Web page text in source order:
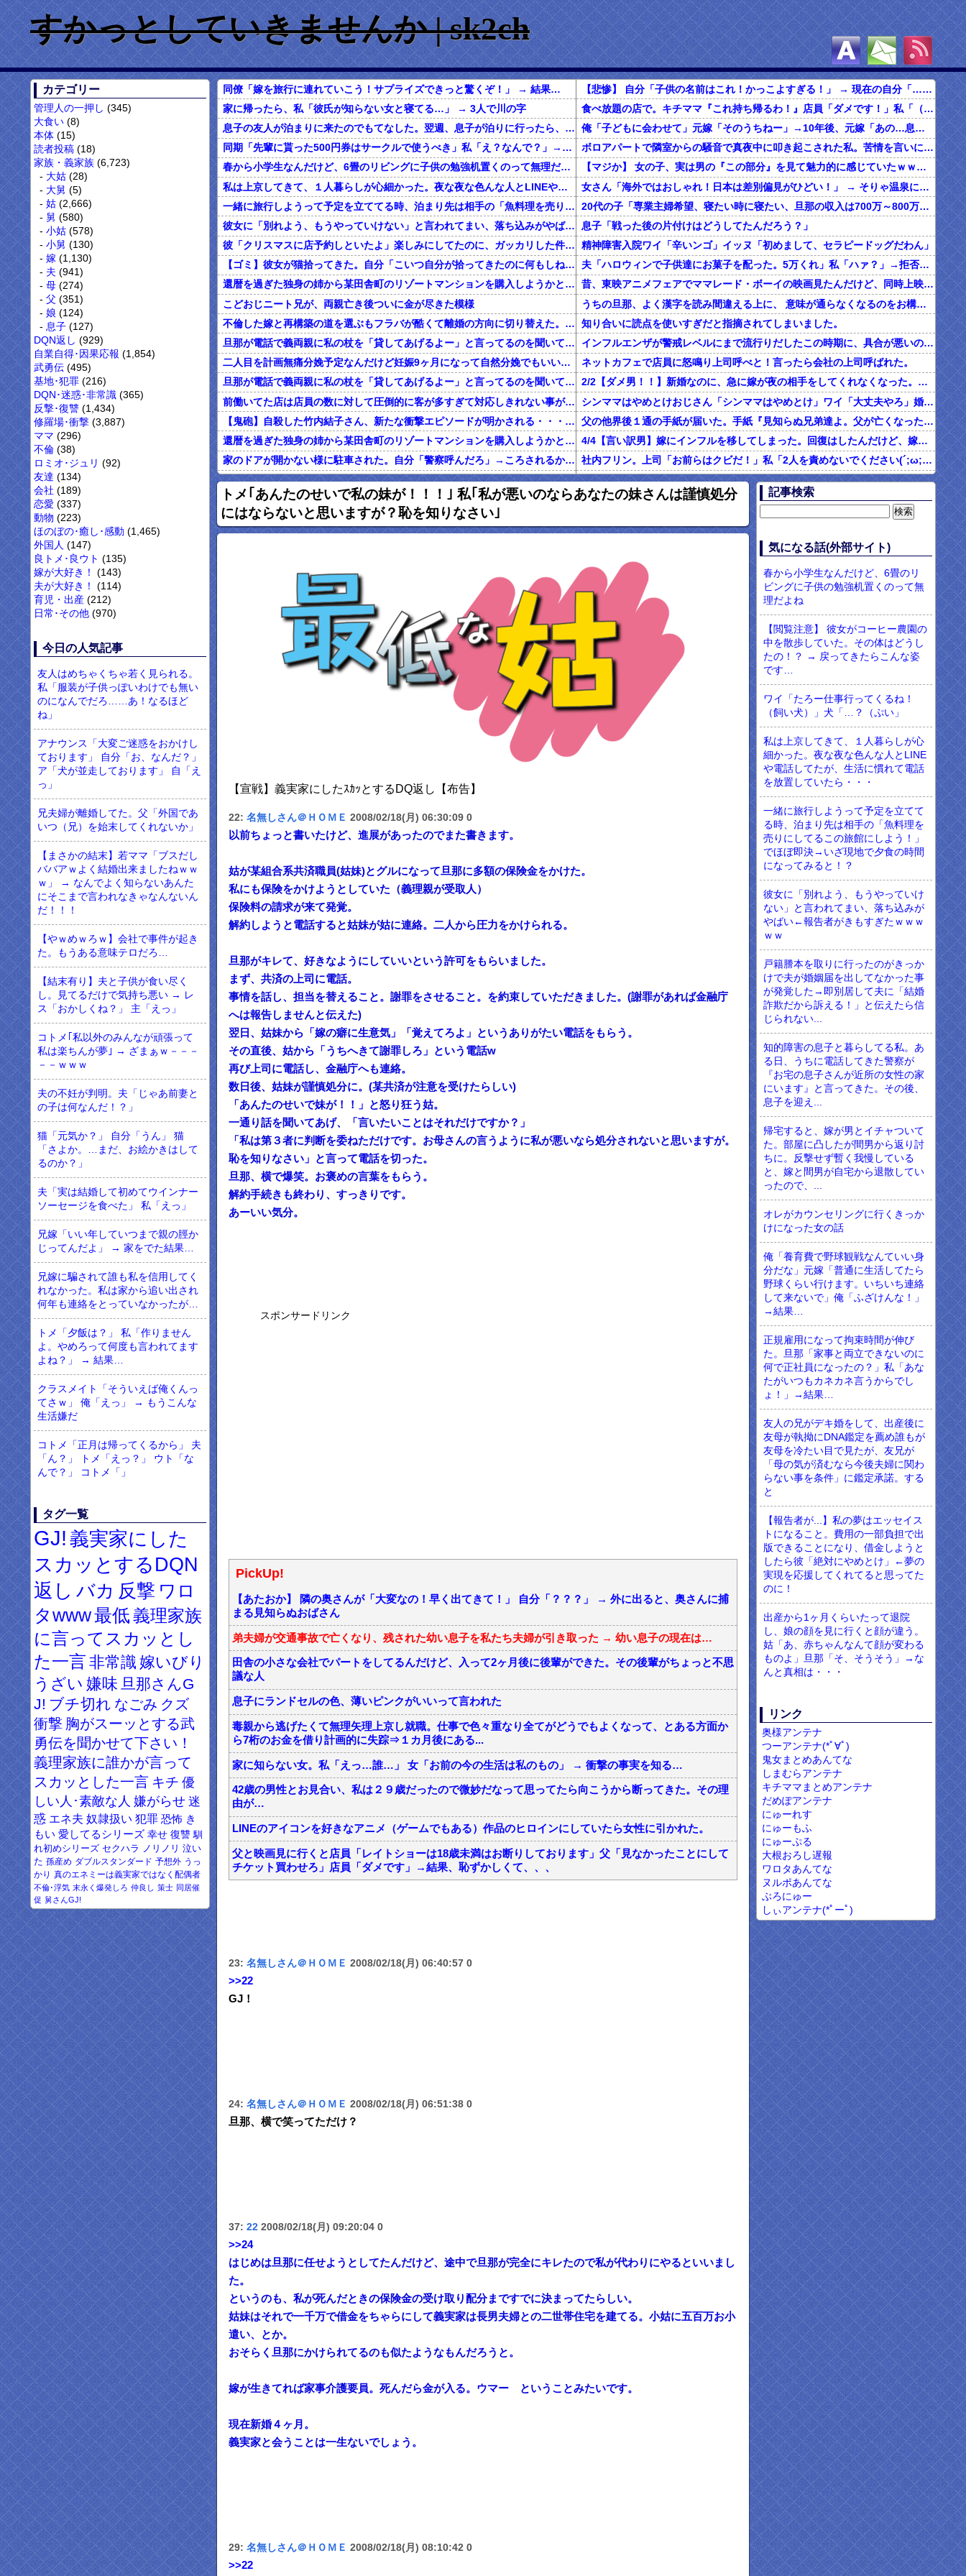
すかっとしていきませんか | sk2ch
カテゴリー
管理人の一押し (345)
大食い (8)
本体 (15)
読者投稿 (18)
家族・義家族 (6,723)
大姑(28)
大舅 (5)
姑(2,666)
舅 (580)
小姑(578)
小舅 (130)
嫁(1,130)
夫 (941)
母(274)
父 (351)
娘 (124)
息子(127)
DQN返し (929)
自業自得･因果応報 (1,854)
武勇伝 (495)
基地･犯罪 (216)
DQN･迷惑･非常識 (365)
反撃･復讐 (1,434)
修羅場･衝撃 (3,887)
ママ (296)
不倫 (38)
ロミオ･ジュリ (92)
友達 (134)
会社 (189)
恋愛 (337)
動物 (223)
ほのぼの･癒し･感動 (1,465)
外国人 (147)
良トメ･良ウト (135)
嫁が大好き！
(143)
夫が大好き！
(114)
育児・出産 (212)
日常･その他 (970)
今日の人気記事
友人はめちゃくちゃ若く見られる。
私「服装が子供っぽいわけでも無い
のになんでだろ……あ！なるほど
ね」
アナウンス「大変ご迷惑をおかけし
ております」 自分「お、なんだ？」
ア「犬が並走しております」 自「え
っ」
兄夫婦が離婚してた。父「外国であ
いつ（兄）を始末してくれないか」
【まさかの結末】若ママ「ブスだし
ババアｗよく結婚出来ましたねｗｗ
ｗ」 → なんでよく知らないあんた
にそこまで言われなきゃなんないん
だ！！！
【やｗめｗろｗ】会社で事件が起き
た。もうある意味テロだろ…
【結末有り】夫と子供が食い尽く
し。見てるだけで気持ち悪い → レ
ス「おかしくね？」 主「えっ」
コトメ｢私以外のみんなが頑張って
私は楽ちんが夢｣ → ざまぁｗ－－－
－－ｗｗｗ
夫の不妊が判明。夫「じゃあ前妻と
の子は何なんだ！？」
猫「元気か？」 自分「うん」 猫
「さよか。…まだ、お絵かきはして
るのか？」
夫「実は結婚して初めてウインナー
ソーセージを食べた」 私「えっ」
兄嫁「いい年していつまで親の脛か
じってんだよ」 → 家をでた結果…
兄嫁に騙されて誰も私を信用してく
れなかった。私は家から追い出され
何年も連絡をとっていなかったが…
トメ「夕飯は？」 私「作りません
よ。やめろって何度も言われてます
よね？」 → 結果…
クラスメイト「そういえば俺くんっ
てさｗ」 俺「えっ」 → もうこんな
生活嫌だ
コトメ「正月は帰ってくるから」 夫
「ん？」 トメ「えっ？」 ウト「な
んで？」 コトメ「」
タグ一覧
GJ! 義実家にした
スカッとするDQN
返し バカ 反撃 ワロ
タwww最低 義理家族
に言ってスカッとし
た一言 非常識 嫁いびり
うざい 嫌味 旦那さんG
J! ブチ切れ なごみ クズ
衝撃 胸がスーッとする武
勇伝を聞かせて下さい！
義理家族に誰かが言って
スカッとした一言 キチ 優
しい人･素敵な人 嫌がらせ 迷
惑 エネ夫 奴隷扱い 犯罪 恐怖 き
もい 愛してるシリーズ 幸せ 復讐 馴
れ初めシリーズ セクハラ ノリノリ 泣い
た 孫産め ダブルスタンダード 予想外 うっ
かり 真のエネミーは義実家ではなく配偶者
不倫･浮気 末永く爆発しろ 仲良し 策士 同居催
促 舅さんGJ!
同僚「嫁を旅行に連れていこう！サプライズできっと驚くぞ！」 → 結果…
家に帰ったら、私「彼氏が知らない女と寝てる…」 → 3人で川の字
息子の友人が泊まりに来たのでもてなした。翌週、息子が泊りに行ったら、４０００円近く請求されて…
同期「先輩に貰った500円券はサークルで使うべき」私「え？なんで？」→結果…
春から小学生なんだけど、6畳のリビングに子供の勉強机置くのって無理だよね
私は上京してきて、１人暮らしが心細かった。夜な夜な色んな人とLINEや電話してたが、生活に慣れて電話を放置していたら・・・
一緒に旅行しようって予定を立ててる時、泊まり先は相手の「魚料理を売りにしてるこの旅館にしよう！」でほぼ即決→いざ現地で夕食の時間になってみると！？
彼女に「別れよう、もうやっていけない」と言われてまい、落ち込みがやばい←報告者がきもすぎたｗｗｗｗｗ
彼「クリスマスに店予約しといたよ」楽しみにしてたのに、ガッカリした件ｗｗｗｗｗ
【ゴミ】彼女が猫拾ってきた。自分「こいつ自分が拾ってきたのに何もしねーな」 → 拾ってきたんじゃなかった…
還暦を過ぎた独身の姉から某田舎町のリゾートマンションを購入しようかと思うと相談された
こどおじニート兄が、両親亡き後ついに金が尽きた模様
不倫した嫁と再構築の道を選ぶもフラバが酷くて離婚の方向に切り替えた。しかし親まで召喚して抵抗する嫁を見てるうちに「俺もすればいいじゃん」という結...
旦那が電話で義両親に私の杖を「貸してあげるよー」と言ってるのを聞いてしまった
二人目を計画無痛分娩予定なんだけど妊娠9ヶ月になって自然分娩でもいいかなって思うようになってきた
旦那が電話で義両親に私の杖を「貸してあげるよー」と言ってるのを聞いてしまった
前働いてた店は店員の数に対して圧倒的に客が多すぎて対応しきれない事がしょっちゅうあった
【鬼砲】自殺した竹内結子さん、新たな衝撃エピソードが明かされる・・・これは・・・
還暦を過ぎた独身の姉から某田舎町のリゾートマンションを購入しようかと思うと相談された
家のドアが開かない様に駐車された。自分「警察呼んだろ」→ころされるかと思った…
オレがカウンセリングに行くきっかけになった女の話
俺「養育費で野球観戦なんていい身分だな」元嫁「普通に生活してたら野球くらい行けます。いちいち連絡して来ないで」俺「ふざけんな！」→結果…
【報告者が...】私の夢はエッセイストになること。費用の一部負担で出版できることになり、借金しようとしたら彼「絶対にやめとけ」←夢の実現を応援してくれてると思ってたのに！
【悲惨】 自分「子供の名前はこれ！かっこよすぎる！」 → 現在の自分「………」
食べ放題の店で。キチママ『これ持ち帰るわ！』店員「ダメです！」私「（セコママだ！）」キチ『食べ放題だし持ち帰っても一緒よ！』 → すると突然...
俺「子どもに会わせて」元嫁「そのうちねー」→10年後、元嫁「あの…息子が…」
ボロアパートで隣室からの騒音で真夜中に叩き起こされた私。苦情を言いに行くと、DQNがビクビク震えながら一言ｗｗｗ
【マジか】 女の子、実は男の『この部分』を見て魅力的に感じていたｗｗｗｗｗｗｗｗ
女さん「海外ではおしゃれ！日本は差別偏見がひどい！」 → そりゃ温泉にも入れないし破談になるやろなぁ…
20代の子「専業主婦希望、寝たい時に寝たい、旦那の収入は700万～800万ぐらい。友達とランチ、ヨガ、エステ」→結果…
息子「戦った後の片付けはどうしてたんだろう？」
精神障害入院ワイ「辛いンゴ」イッヌ「初めまして、セラピードッグだわん」
夫「ハロウィンで子供達にお菓子を配った。5万くれ」私「ハァ？」→拒否したら離婚しようと言われ...
昔、東映アニメフェアでママレード・ボーイの映画見たんだけど、同時上映がスラムダンクとドラゴンボールだったんだよな。
うちの旦那、よく漢字を読み間違える上に、 意味が通らなくなるのをお構いなしにそのまま無理やり読もうとする。
知り合いに読点を使いすぎだと指摘されてしまいました。
インフルエンザが警戒レベルにまで流行りだしたこの時期に、具合が悪いのに頑なに病院に行こうとしない同居の義姉。
ネットカフェで店員に怒鳴り上司呼べと！言ったら会社の上司呼ばれた。
2/2【ダメ男！！】新婚なのに、急に嫁が夜の相手をしてくれなくなった。その代わり口ではしてくれるんだけど…仕事もちょくちょく休んでるみたいだし。これって真っ黒？？→結果…
シンママはやめとけおじさん「シンママはやめとけ」ワイ「大丈夫やろ」婚姻届け提出⇒結果！！
父の他界後１通の手紙が届いた。手紙『見知らぬ兄弟達よ。父が亡くなったそうだが我々は二千万ほどだけ貰えたら後は遺産は一切いらない。だからくれ』 → なんと…
4/4【言い訳男】嫁にインフルを移してしまった。回復はしたんだけど、嫁「こっちは病み上がりでフラフラしてるのにあんたはTV見て。手伝う気はないわけ？」→そりゃない事もないけど
社内フリン。上司「お前らはクビだ！」私「2人を責めないでください(´;ω;｀)私さえいなければいいんです」 みんな「！？」 → 狙い通りだった・・・
私「初めて飲む味だけどなんのお茶？」彼「ちっ！」私「」
【ネット騒然】惨殺されたタワマン頂き女子のこの動画、すげえええええｗｗｗｗｗｗｗｗｗｗｗ
百年の恋12-899 食べた量を張り合ってくる
【マジかよ】現役のヤクサ"が5chに降臨 → 衝撃の暴露を開始・・・！！！
トメ｢あんたのせいで私の妹が！！！｣ 私｢私が悪いのならあなたの妹さんは謹慎処分
にはならないと思いますが？恥を知りなさい｣
【宣戦】義実家にしたｽｶｯとするDQ返し【布告】
22: 名無しさん＠ＨＯＭＥ 2008/02/18(月) 06:30:09 0
以前ちょっと書いたけど、進展があったのでまた書きます。
姑が某組合系共済職員(姑妹)とグルになって旦那に多額の保険金をかけた。
私にも保険をかけようとしていた（義理親が受取人）
保険料の請求が来て発覚。
解約しようと電話すると姑妹が姑に連絡。二人から圧力をかけられる。
旦那がキレて、好きなようにしていいという許可をもらいました。
まず、共済の上司に電話。
事情を話し、担当を替えること。謝罪をさせること。を約束していただきました。(謝罪があれば金融庁
へは報告しませんと伝えた)
翌日、姑妹から「嫁の癖に生意気」「覚えてろよ」というありがたい電話をもらう。
その直後、姑から「うちへきて謝罪しろ」という電話w
再び上司に電話し、金融庁へも連絡。
数日後、姑妹が謹慎処分に。(某共済が注意を受けたらしい)
「あんたのせいで妹が！！」と怒り狂う姑。
一通り話を聞いてあげ、「言いたいことはそれだけですか？」
「私は第３者に判断を委ねただけです。お母さんの言うように私が悪いなら処分されないと思いますが。
恥を知りなさい」と言って電話を切った。
旦那、横で爆笑。お褒めの言葉をもらう。
解約手続きも終わり、すっきりです。
あーいい気分。
スポンサードリンク
PickUp!
【あたおか】 隣の奥さんが「大変なの！早く出てきて！」 自分「？？？」 → 外に出ると、奥さんに捕
まる見知らぬおばさん
弟夫婦が交通事故で亡くなり、残された幼い息子を私たち夫婦が引き取った → 幼い息子の現在は…
田舎の小さな会社でパートをしてるんだけど、入って2ヶ月後に後輩ができた。その後輩がちょっと不思
議な人
息子にランドセルの色、薄いピンクがいいって言われた
毒親から逃げたくて無理矢理上京し就職。仕事で色々重なり全てがどうでもよくなって、とある方面か
ら7桁のお金を借り計画的に失踪⇒１カ月後にある...
家に知らない女。私「えっ…誰…」 女「お前の今の生活は私のもの」 → 衝撃の事実を知る…
42歳の男性とお見合い、私は２９歳だったので微妙だなって思ってたら向こうから断ってきた。その理
由が…
LINEのアイコンを好きなアニメ（ゲームでもある）作品のヒロインにしていたら女性に引かれた。
父と映画見に行くと店員「レイトショーは18歳未満はお断りしております」父「見なかったことにして
チケット買わせろ」店員「ダメです」→結果、恥ずかしくて、、、
23: 名無しさん＠ＨＯＭＥ 2008/02/18(月) 06:40:57 0
>>22
GJ！
24: 名無しさん＠ＨＯＭＥ 2008/02/18(月) 06:51:38 0
旦那、横で笑ってただけ？
37: 22 2008/02/18(月) 09:20:04 0
>>24
はじめは旦那に任せようとしてたんだけど、途中で旦那が完全にキレたので私が代わりにやるといいまし
た。
というのも、私が死んだときの保険金の受け取り配分まですでに決まってたらしい。
姑妹はそれで一千万で借金をちゃらにして義実家は長男夫婦との二世帯住宅を建てる。小姑に五百万お小
遣い、とか。
おそらく旦那にかけられてるのも似たようなもんだろうと。
嫁が生きてれば家事介護要員。死んだら金が入る。ウマー ということみたいです。
現在新婚４ヶ月。
義実家と会うことは一生ないでしょう。
29: 名無しさん＠ＨＯＭＥ 2008/02/18(月) 08:10:42 0
>>22
記事検索
気になる話(外部サイト)
春から小学生なんだけど、6畳のリ
ビングに子供の勉強机置くのって無
理だよね
【閲覧注意】 彼女がコーヒー農園の
中を散歩していた。その体はどうし
たの！？ → 戻ってきたらこんな姿
です…
ワイ「たろー仕事行ってくるね！
（飼い犬）」犬「…？（ぷい」
私は上京してきて、１人暮らしが心
細かった。夜な夜な色んな人とLINE
や電話してたが、生活に慣れて電話
を放置していたら・・・
一緒に旅行しようって予定を立てて
る時、泊まり先は相手の「魚料理を
売りにしてるこの旅館にしよう！」
でほぼ即決→いざ現地で夕食の時間
になってみると！？
彼女に「別れよう、もうやっていけ
ない」と言われてまい、落ち込みが
やばい←報告者がきもすぎたｗｗｗ
ｗｗ
戸籍謄本を取りに行ったのがきっか
けで夫が婚姻届を出してなかった事
が発覚した→即別居して夫に「結婚
詐欺だから訴える！」と伝えたら信
じられない...
知的障害の息子と暮らしてる私。あ
る日、うちに電話してきた警察が
『お宅の息子さんが近所の女性の家
にいます』と言ってきた。その後、
息子を迎え...
帰宅すると、嫁が男とイチャついて
た。部屋に凸したが間男から返り討
ちに。反撃せず暫く我慢している
と、嫁と間男が自宅から退散してい
ったので、...
オレがカウンセリングに行くきっか
けになった女の話
俺「養育費で野球観戦なんていい身
分だな」元嫁「普通に生活してたら
野球くらい行けます。いちいち連絡
して来ないで」俺「ふざけんな！」
→結果…
正規雇用になって拘束時間が伸び
た。旦那「家事と両立できないのに
何で正社員になったの？」私「あな
たがいつもカネカネ言うからでし
ょ！」→結果…
友人の兄がデキ婚をして、出産後に
友母が執拗にDNA鑑定を薦め誰もが
友母を冷たい目で見たが、友兄が
「母の気が済むなら今後夫婦に関わ
らない事を条件」に鑑定承諾。する
と
【報告者が...】私の夢はエッセイス
トになること。費用の一部負担で出
版できることになり、借金しようと
したら彼「絶対にやめとけ」←夢の
実現を応援してくれてると思ってた
のに！
出産から1ヶ月くらいたって退院
し、娘の顔を見に行くと顔が違う。
姑「あ、赤ちゃんなんて顔が変わる
ものよ」旦那「そ、そうそう」→な
んと真相は・・・
リンク
奥様アンテナ
つーアンテナ(*ﾟ∀ﾟ)
鬼女まとめあんてな
しまむらアンテナ
キチママまとめアンテナ
だめぽアンテナ
にゅーれす
にゅーもふ
にゅーぷる
大根おろし遅報
ワロタあんてな
ヌルポあんてな
ぶろにゅー
しぃアンテナ(*ﾟーﾟ)